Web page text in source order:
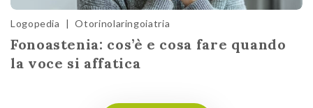
Logopedia | Otorinolaringoiatria
Fonoastenia: cos’è e cosa fare quando
la voce si affatica